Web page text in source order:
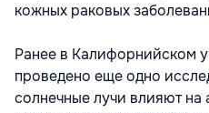
кожных раковых
Ранее в Калифорнийском
проведено еще одно
солнечные лучи влияют